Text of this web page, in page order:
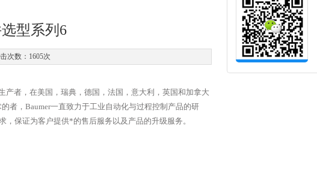
型系列6
次数：1605次
产者，在美国，瑞典，德国，法国，意大利，英国和加拿大
者，Baumer一直致力于工业自动化与过程控制产品的研
，保证为客户提供*的售后服务以及产品的升级服务。